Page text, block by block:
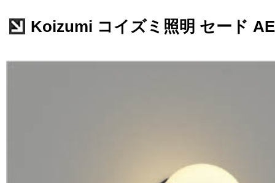
Koizumi コイズミ照明 セード